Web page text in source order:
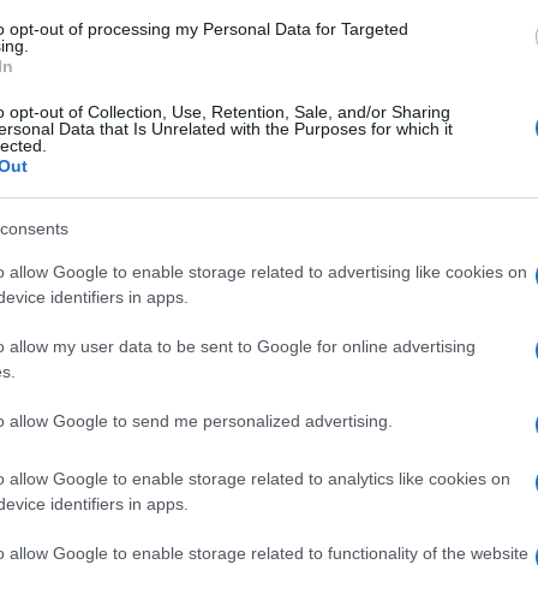
opt-out of processing my Personal Data for Targeted
opt-out of Collection, Use, Retention, Sale, and/or Sharing
Data that Is Unrelated with the Purposes for which it
allow Google to enable storage related to advertising like cookies on
identifiers in apps.
allow my user data to be sent to Google for online advertising
allow Google to send me personalized advertising.
allow Google to enable storage related to analytics like cookies on
identifiers in apps.
allow Google to enable storage related to functionality of the website
c’era
di finali ufficiali, format pensati per la
e intrattenimento per amplificare la
Mostra d’Oltremare.
eSerie A Goleador
la
daLega Serie Acon il supporto di
dalComo Gaming Club, grazie alle giocate